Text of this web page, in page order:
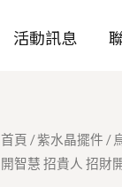
活動訊息
首頁 /紫水晶擺件 /
開智慧 招貴人 招財